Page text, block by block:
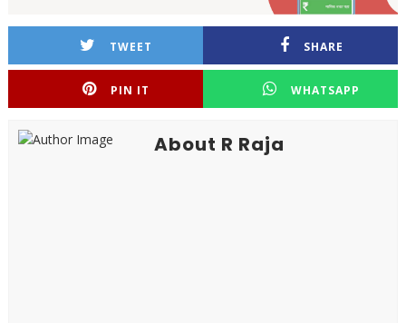
TWEET SHARE
PIN IT WHATSAPP
About R Raja